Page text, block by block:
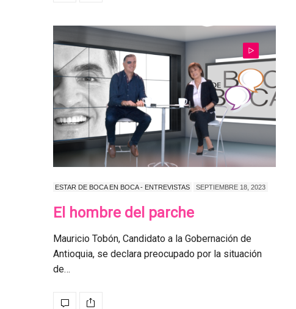
ESTAR DE BOCA EN BOCA - ENTREVISTAS SEPTIEMBRE 18, 2023
El hombre del parche
Mauricio Tobón, Candidato a la Gobernación de
Antioquia, se declara preocupado por la situación
de…